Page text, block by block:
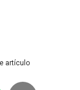
artículo